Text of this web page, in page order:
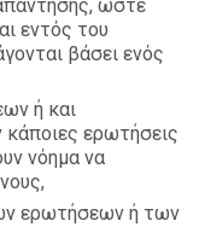
ώστε
εντός του
βάσει ενός
ή και
ερωτήσεις
νόημα να
ερωτήσεων ή των